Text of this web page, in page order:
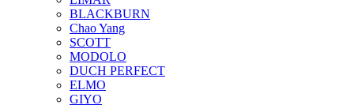
BLACKBURN
Chao Yang
SCOTT
MODOLO
DUCH PERFECT
ELMO
GIYO